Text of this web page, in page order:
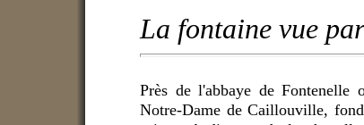
La fontaine vue
Près de l'abbaye de Fontenelle
Notre-Dame deCaillouville,